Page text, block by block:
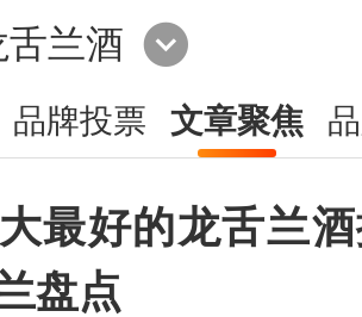
舌兰酒
品牌投票 文章聚焦
最好的龙舌兰
盘点